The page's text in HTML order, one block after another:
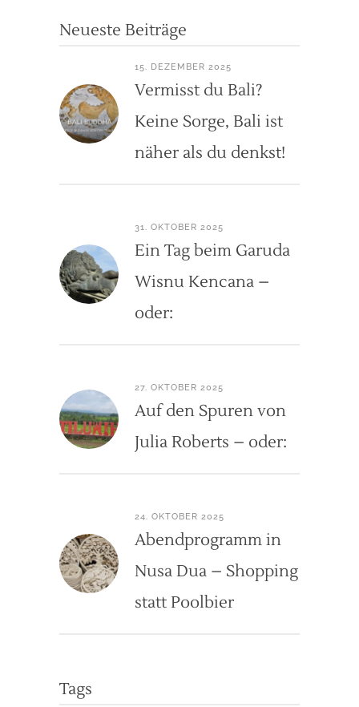
Neueste Beiträge
15. DEZEMBER 2025
Vermisst du Bali?
Keine Sorge, Bali ist
näher als du denkst!
31. OKTOBER 2025
Ein Tag beim Garuda
Wisnu Kencana –
oder:
27. OKTOBER 2025
Auf den Spuren von
Julia Roberts – oder:
24. OKTOBER 2025
Abendprogramm in
Nusa Dua – Shopping
statt Poolbier
Tags